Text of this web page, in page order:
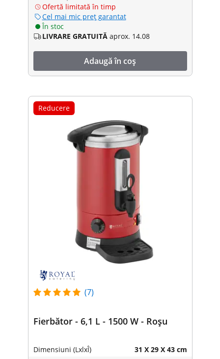
Ofertă limitată în timp
Cel mai mic preț garantat
În stoc
LIVRARE GRATUITĂ aprox. 14.08
Adaugă în coș
Reducere
(7)
Fierbător - 6,1 L - 1500 W - Roșu
Dimensiuni (LxlxÎ) 31 X 29 X 43 cm